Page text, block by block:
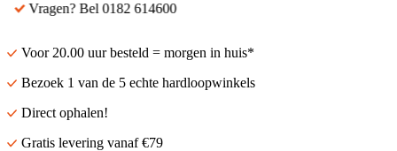
Vragen? Bel 0182 614600
Voor 20.00 uur besteld = morgen in huis*
Bezoek 1 van de 5 echte hardloopwinkels
Direct ophalen!
Gratis levering vanaf €79